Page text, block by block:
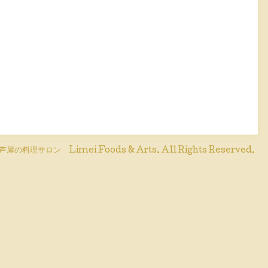
屋の料理サロン Limei Foods & Arts. All Rights Reserved.